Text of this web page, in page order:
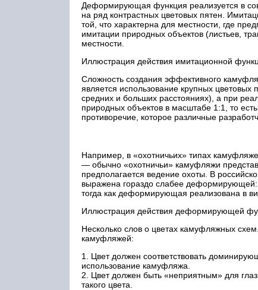
Деформирующая функция реализуется в
на ряд контрастных цветовых пятен.
той, что характерна для местности, где
имитации природных объектов (листьев,
местности.
Иллюстрация действия имитационной
Сложность создания эффективного
является использование крупных цветовых
средних и больших расстояниях), а при
природных объектов в масштабе 1:1, то
противоречие, которое различные
Например, в «охотничьих» типах
— обычно «охотничьи» камуфляжи
предполагается ведение охоты. В
выражена гораздо слабее деформирующей:
тогда как деформирующая реализована в
Иллюстрация действия деформирующей
Несколько слов о цветах камуфляжных
камуфляжей:
1. Цвет должен соответствовать
использование камуфляжа.
2. Цвет должен быть «неприятным» для
такого цвета.